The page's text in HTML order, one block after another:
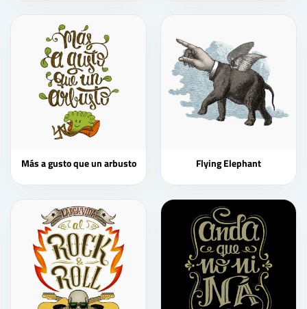
Más a gusto que un arbusto Flying Elephant